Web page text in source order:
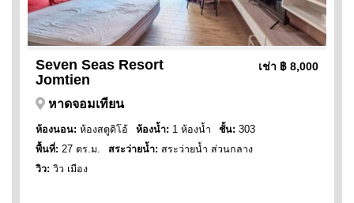
Seven Seas Resort
Jomtien
เช่า ฿ 8,000
หาดจอมเทียน
ห้องนอน: ห้องสตูดิโอ้ ห้องน้ำ: 1 ห้องน้ำ ชั้น: 303
พื้นที่: 27 ตร.ม. สระว่ายน้ำ: สระว่ายน้ำ ส่วนกลาง
วิว: วิว เมือง